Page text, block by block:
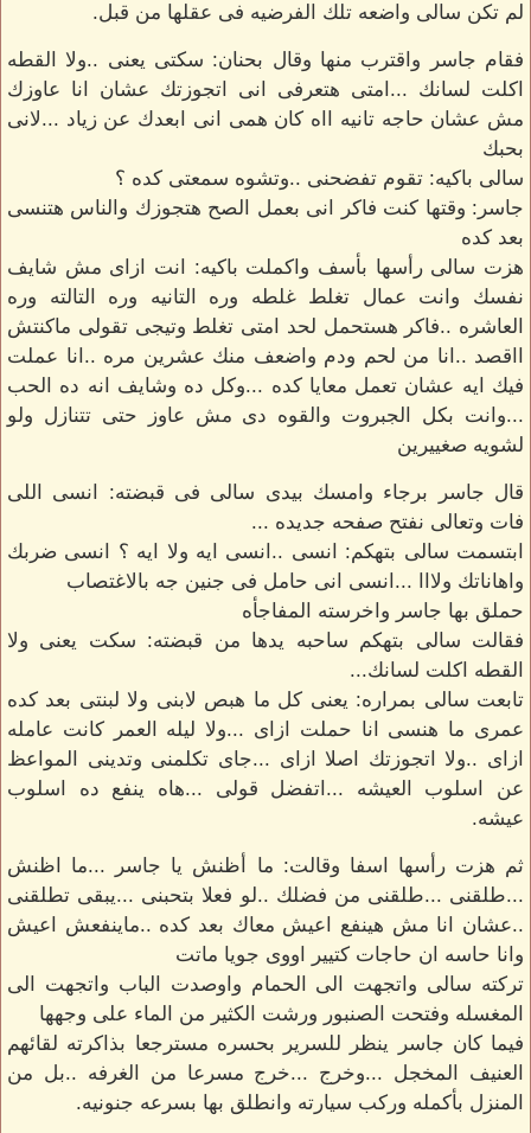
لم تكن سالى واضعه تلك الفرضيه فى عقلها من قبل.
فقام جاسر واقترب منها وقال بحنان: سكتى يعنى ..ولا القطه
اكلت لسانك ...امتى هتعرفى انى اتجوزتك عشان انا عاوزك
مش عشان حاجه تانيه ااه كان همى انى ابعدك عن زياد ...لانى
بحبك
سالى باكيه: تقوم تفضحنى ..وتشوه سمعتى كده ؟
جاسر: وقتها كنت فاكر انى بعمل الصح هتجوزك والناس هتنسى
بعد كده
هزت سالى رأسها بأسف واكملت باكيه: انت ازاى مش شايف
نفسك وانت عمال تغلط غلطه وره التانيه وره التالته وره
العاشره ..فاكر هستحمل لحد امتى تغلط وتيجى تقولى ماكنتش
ااقصد ..انا من لحم ودم واضعف منك عشرين مره ..انا عملت
فيك ايه عشان تعمل معايا كده ...وكل ده وشايف انه ده الحب
...وانت بكل الجبروت والقوه دى مش عاوز حتى تتنازل ولو
لشويه صغييرين
قال جاسر برجاء وامسك بيدى سالى فى قبضته: انسى اللى
فات وتعالى نفتح صفحه جديده ...
ابتسمت سالى بتهكم: انسى ..انسى ايه ولا ايه ؟ انسى ضربك
واهاناتك ولااا ...انسى انى حامل فى جنين جه بالاغتصاب
حملق بها جاسر واخرسته المفاجأه
فقالت سالى بتهكم ساحبه يدها من قبضته: سكت يعنى ولا
القطه اكلت لسانك...
تابعت سالى بمراره: يعنى كل ما هبص لابنى ولا لبنتى بعد كده
عمرى ما هنسى انا حملت ازاى ...ولا ليله العمر كانت عامله
ازاى ..ولا اتجوزتك اصلا ازاى ...جاى تكلمنى وتدينى المواعظ
عن اسلوب العيشه ...اتفضل قولى ...هاه ينفع ده اسلوب
عيشه.
ثم هزت رأسها اسفا وقالت: ما أظنش يا جاسر ...ما اظنش
...طلقنى ...طلقنى من فضلك ..لو فعلا بتحبنى ...يبقى تطلقنى
..عشان انا مش هينفع اعيش معاك بعد كده ..ماينفعش اعيش
وانا حاسه ان حاجات كتيير اووى جويا ماتت
تركته سالى واتجهت الى الحمام واوصدت الباب واتجهت الى
المغسله وفتحت الصنبور ورشت الكثير من الماء على وجهها
فيما كان جاسر ينظر للسرير بحسره مسترجعا بذاكرته لقائهم
العنيف المخجل ...وخرج ...خرج مسرعا من الغرفه ..بل من
المنزل بأكمله وركب سيارته وانطلق بها بسرعه جنونيه.